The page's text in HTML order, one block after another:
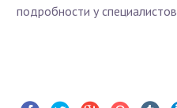
подробности у специалистов